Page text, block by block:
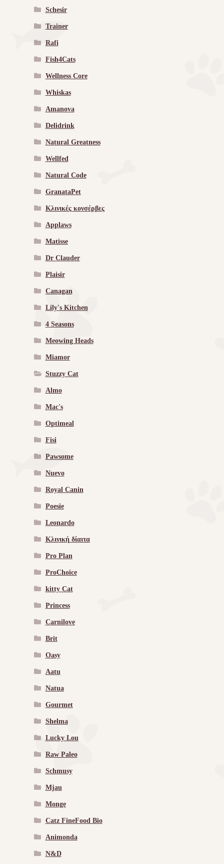
Schesir
Trainer
Rafi
Fish4Cats
Wellness Core
Whiskas
Amanova
Delidrink
Natural Greatness
Wellfed
Natural Code
GranataPet
Κλινικές κονσέρβες
Applaws
Matisse
Dr Clauder
Plaisir
Canagan
Lily's Kitchen
4 Seasons
Meowing Heads
Miamor
Stuzzy Cat
Almo
Mac's
Optimeal
Fisi
Pawsome
Nuevo
Royal Canin
Poesie
Leonardo
Κλινική δίαιτα
Pro Plan
ProChoice
kitty Cat
Princess
Carnilove
Brit
Oasy
Aatu
Natua
Gourmet
Shelma
Lucky Lou
Raw Paleo
Schmusy
Mjau
Monge
Catz FineFood Bio
Animonda
N&D